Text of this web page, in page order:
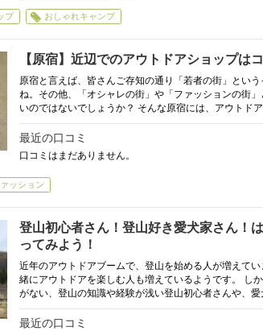
プ おしゃれキャンプ
【原宿】近辺でのアウトドアショップは
原宿と言えば、皆さんご存知の通り「若者の街」とい
ね。その他、「オシャレの街」や「ファッションの街
いのではないでしょうか？ そんな原宿には、アウトド
最近の口コミ
口コミはまだありません。
ッション
登山初心者さん！登山好き愛犬家さん！
ってみよう！
近年のアウトドアブームで、登山を始める人が増えて
緒にアウトドアを楽しむ人も増えているようです。 し
がない、登山の知識や経験が浅い登山初心者さんや、愛
最近の口コミ